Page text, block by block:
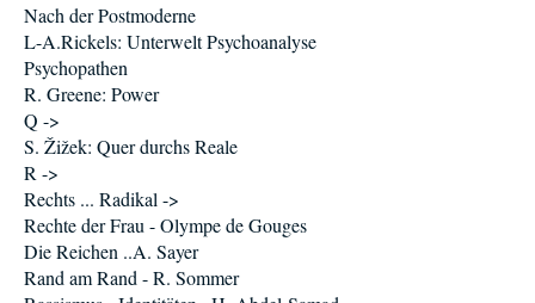
Nach der Postmoderne
L-A.Rickels: Unterwelt Psychoanalyse
Psychopathen
R. Greene: Power
Q ->
S. Žižek: Quer durchs Reale
R ->
Rechts ... Radikal ->
Rechte der Frau - Olympe de Gouges
Die Reichen ..A. Sayer
Rand am Rand - R. Sommer